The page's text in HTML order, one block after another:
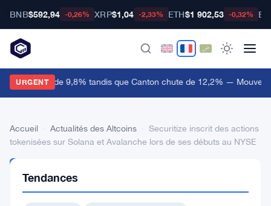
BNB$592,94 -0,26% XRP$1,04 -2,33% ETH$1 902,53 -0,32%
URGENT
bondit de 9,8% tandis que Canton chute de 12,2% —
Accueil Actualités des Altcoins
Securitize inscrit des actions
tokenisées sur Solana et Avalanche lors de ses débuts au NYSE
DES
ALTCOINS
Tendances